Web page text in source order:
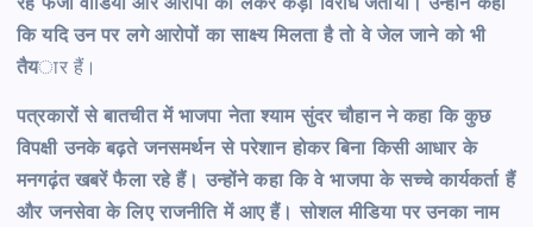
रहे फर्जी वीडियो और आरोपों को लेकर कड़ा विरोध जताया। उन्होंने कहा
कि यदि उन पर लगे आरोपों का साक्ष्य मिलता है तो वे जेल जाने को भी
तैयार हैं।
पत्रकारों से बातचीत में भाजपा नेता श्याम सुंदर चौहान ने कहा कि कुछ
विपक्षी उनके बढ़ते जनसमर्थन से परेशान होकर बिना किसी आधार के
मनगढ़ंत खबरें फैला रहे हैं। उन्होंने कहा कि वे भाजपा के सच्चे कार्यकर्ता हैं
और जनसेवा के लिए राजनीति में आए हैं। सोशल मीडिया पर उनका नाम